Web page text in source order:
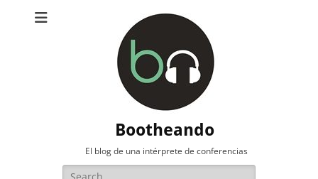
Bootheando
El blog de una intérprete de conferencias
Buscar: